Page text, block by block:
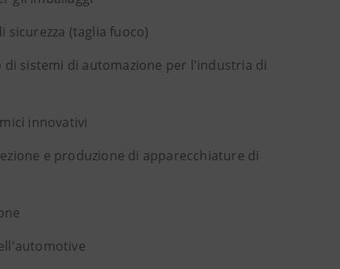
(taglia fuoco)
di sistemi di automazione per l'industria di
innovativi
e produzione di apparecchiature di